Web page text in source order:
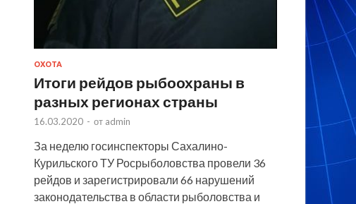
ОХОТА
Итоги рейдов рыбоохраны в
разных регионах страны
16.03.2020 - от admin
За неделю госинспекторы Сахалино-
Курильского ТУ Росрыболовства провели 36
рейдов и зарегистрировали 66 нарушений
законодательства в области рыболовства и